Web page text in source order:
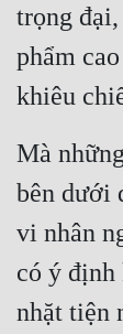
trọng
phẩm
khiêu
Mà
bên dưới
vi nhân
có ý định
nhặt tiện